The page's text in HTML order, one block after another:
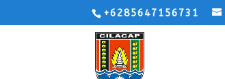
+6285647156731